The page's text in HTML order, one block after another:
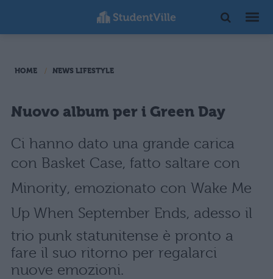
HOME NEWS LIFESTYLE
Nuovo album per i Green Day
Ci hanno dato una grande carica
con Basket Case, fatto saltare con
Minority, emozionato con Wake Me
Up When September Ends, adesso il
trio punk statunitense è pronto a
fare il suo ritorno per regalarci
nuove emozioni.